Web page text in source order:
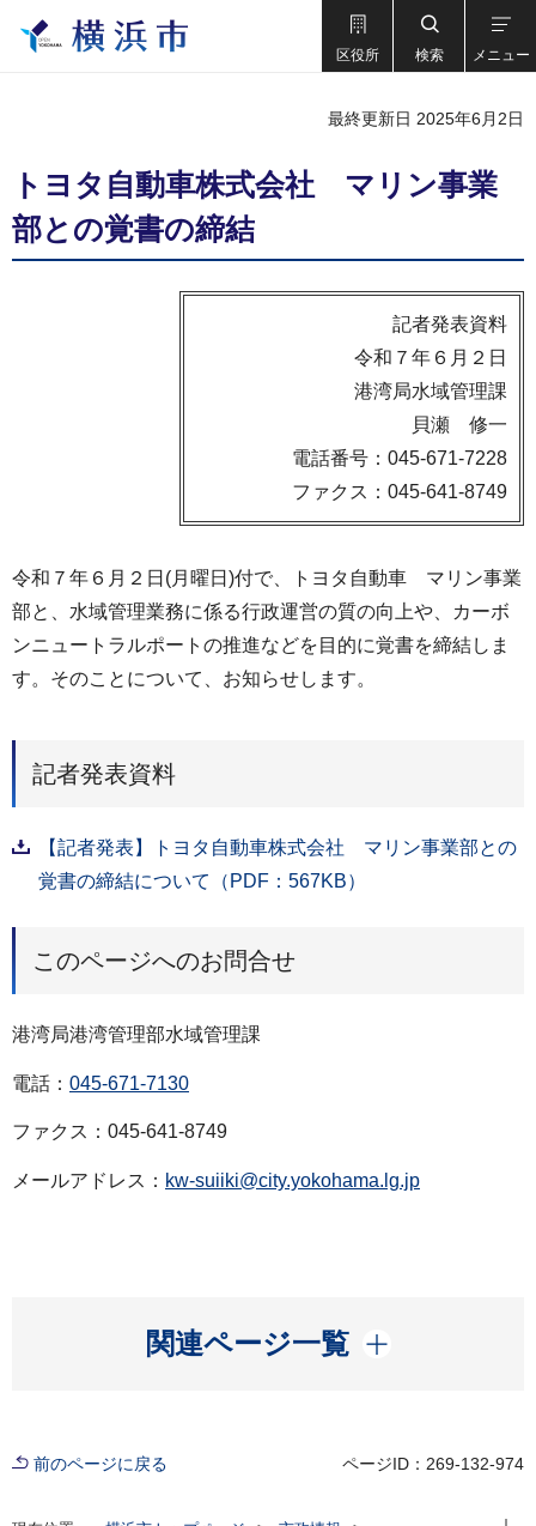
区役所 検索 メニュー
最終更新日 2025年6月2日
トヨタ自動車株式会社 マリン事業
部との覚書の締結
記者発表資料
令和７年６月２日
港湾局水域管理課
貝瀬 修一
電話番号：045-671-7228
ファクス：045-641-8749
令和７年６月２日(月曜日)付で、トヨタ自動車 マリン事業
部と、水域管理業務に係る行政運営の質の向上や、カーボ
ンニュートラルポートの推進などを目的に覚書を締結しま
す。そのことについて、お知らせします。
記者発表資料
【記者発表】トヨタ自動車株式会社 マリン事業部との
覚書の締結について（PDF：567KB）
このページへのお問合せ
港湾局港湾管理部水域管理課
電話： 045-671-7130
ファクス：045-641-8749
メールアドレス： kw-suiiki@city.yokohama.lg.jp
関連ページ一覧
開く
前のページに戻る ページID：269-132-974
現在